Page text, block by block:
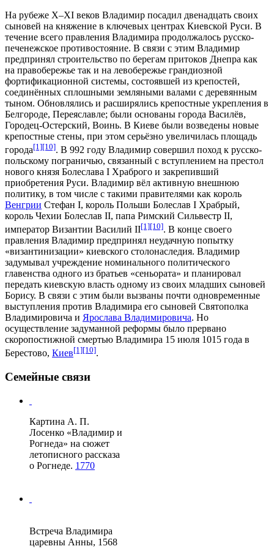
На рубеже X–XI веков Владимир посадил двенадцать своих
сыновей на княжение в ключевых центрах Киевской Руси. В
течение всего правления Владимира продолжалось русско-
печенежское противостояние. В связи с этим Владимир
предпринял строительство по берегам притоков Днепра как
на правобережье так и на левобережье грандиозной
фортификационной системы, состоявшей из крепостей,
соединённых сплошными земляными валами с деревянным
тыном. Обновлялись и расширялись крепостные укрепления в
Белгороде, Переяславле; были основаны города Василёв,
Городец-Остерский, Воинь. В Киеве были возведены новые
крепостные стены, при этом серьёзно увеличилась площадь
города[1][10]. В 992 году Владимир совершил поход к русско-
польскому пограничью, связанный с вступлением на престол
нового князя Болеслава I Храброго и закрепивший
приобретения Руси. Владимир вёл активную внешнюю
политику, в том числе с такими правителями как король
Венгрии Стефан I, король Польши Болеслав I Храбрый,
король Чехии Болеслав II, папа Римский Сильвестр II,
император Византии Василий II[1][10]. В конце своего
правления Владимир предпринял неудачную попытку
«византинизации» киевского столонаследия. Владимир
задумывал учреждение номинального политического
главенства одного из братьев «сеньората» и планировал
передать киевскую власть одному из своих младших сыновей
Борису. В связи с этим были вызваны почти одновременные
выступления против Владимира его сыновей Святополка
Владимировича и Ярослава Владимировича. Но
осуществление задуманной реформы было прервано
скоропостижной смертью Владимира 15 июля 1015 года в
Берестово, Киев[1][10].
Семейные связи
Картина А. П.
Лосенко «Владимир и
Рогнеда» на сюжет
летописного рассказа
о Рогнеде. 1770
Встреча Владимира
царевны Анны, 1568